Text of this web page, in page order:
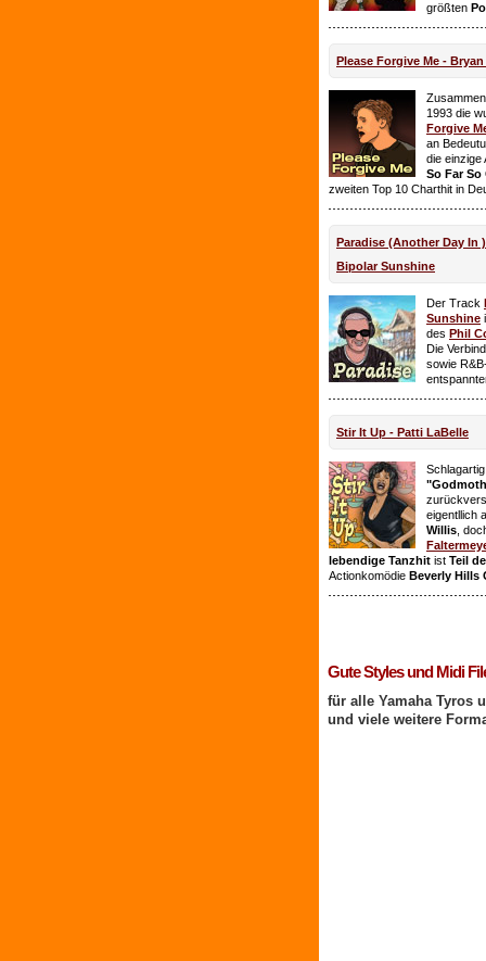
größten
Please Forgive Me -
1993 die
Forgive
an
die einzige
So Far So
zweiten Top 10 Charthit in
Paradise (Another Day In
Bipolar Sunshine
Der Track
Sunshine
des Phil
Die
sowie
Stir It Up - Patti LaBelle
eigentllich
Willis ,
lebendige Tanzhit ist Teil
Actionkomödie Beverly Hills
Gute Styles und Midi
für alle Yamaha Tyros
und viele weitere